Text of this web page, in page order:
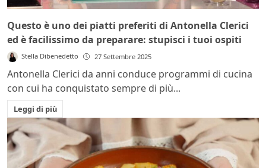
Questo è uno dei piatti preferiti di Antonella Clerici
ed è facilissimo da preparare: stupisci i tuoi ospiti
Stella Dibenedetto 27 Settembre 2025
Antonella Clerici da anni conduce programmi di cucina
con cui ha conquistato sempre di più...
Leggi di più